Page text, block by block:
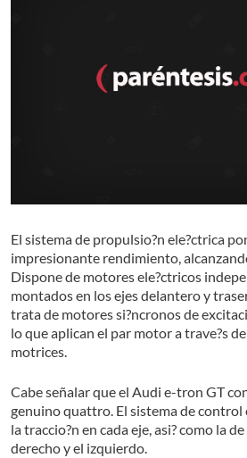
El sistema de propulsio?n ele?ctrica
impresionante rendimiento,
Dispone de motores ele?ctricos
montados en los ejes delantero y
trata de motores si?ncronos de
lo que aplican el par motor a trave?s
motrices.
Cabe señalar que el Audi e-tron GT
genuino quattro. El sistema de
la traccio?n en cada eje, asi? como la
derecho y el izquierdo.